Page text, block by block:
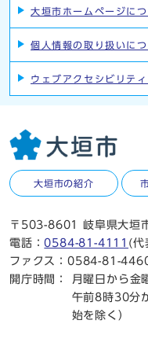
大垣市ホームページにつ
個人情報の取り扱いにつ
ウェブアクセシビリテ
大垣市の紹介
〒503-8601 岐阜県大垣
電話：0584-81-4111 (代
ファクス：0584-81-
開庁時間：
月曜日から金
午前8時30分
始を除く）